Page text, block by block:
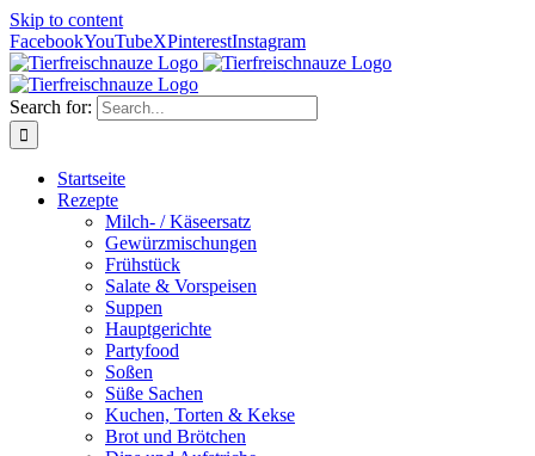
Skip to content
FacebookYouTubeXPinterestInstagram
Search for:
Startseite
Rezepte
Milch- / Käseersatz
Gewürzmischungen
Frühstück
Salate & Vorspeisen
Suppen
Hauptgerichte
Partyfood
Soßen
Süße Sachen
Kuchen, Torten & Kekse
Brot und Brötchen